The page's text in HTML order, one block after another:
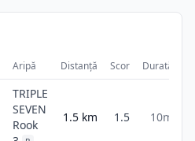
Aripă Distanță Scor Durată
TRIPLE
SEVEN
Rook
1.5 km 1.5 10m